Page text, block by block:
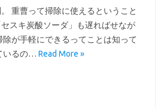
重曹って掃除に使えるということ
スキ炭酸ソーダ」も遅ればせなが
が手軽にできるってことは知って
いるの… Read More »